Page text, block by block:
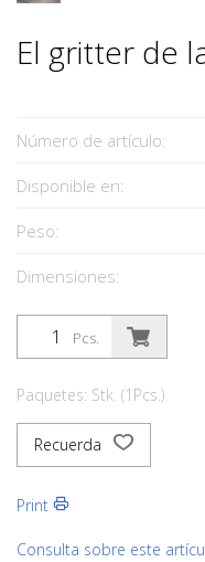
El gritter de
Número de artículo:
Disponible en:
Peso:
Dimensiones:
Pcs.
Paquetes: Stk. (1Pcs.)
Recuerda
Print
Consulta sobre este